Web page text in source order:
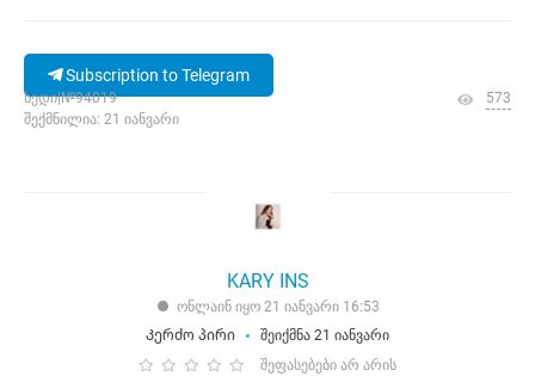
Subscription to Telegram
ხედი|№94019
შექმნილია: 21 იანვარი
573
KARY INS
ონლაინ იყო 21 იანვარი 16:53
Კერძო პირი
შეიქმნა 21 იანვარი
შეფასებები არ არის